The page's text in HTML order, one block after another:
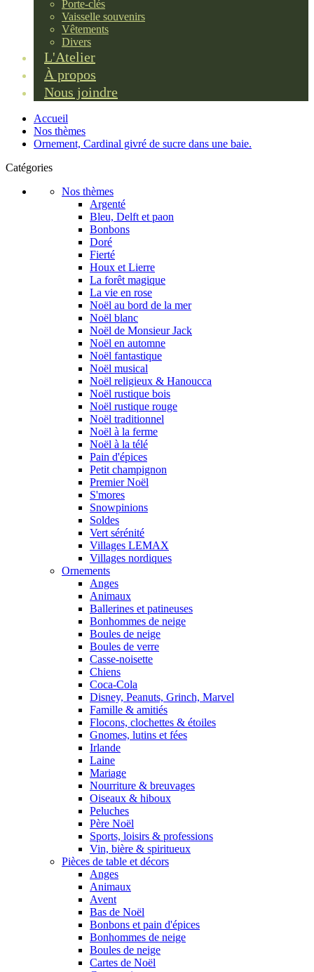
Porte-clés
Vaisselle souvenirs
Vêtements
Divers
L'Atelier
À propos
Nous joindre
Accueil
Nos thèmes
Ornement, Cardinal givré de sucre dans une baie.
Catégories
Nos thèmes
Argenté
Bleu, Delft et paon
Bonbons
Doré
Fierté
Houx et Lierre
La forêt magique
La vie en rose
Noël au bord de la mer
Noël blanc
Noël de Monsieur Jack
Noël en automne
Noël fantastique
Noël musical
Noël religieux & Hanoucca
Noël rustique bois
Noël rustique rouge
Noël traditionnel
Noël à la ferme
Noël à la télé
Pain d'épices
Petit champignon
Premier Noël
S'mores
Snowpinions
Soldes
Vert sérénité
Villages LEMAX
Villages nordiques
Ornements
Anges
Animaux
Ballerines et patineuses
Bonhommes de neige
Boules de neige
Boules de verre
Casse-noisette
Chiens
Coca-Cola
Disney, Peanuts, Grinch, Marvel
Famille & amitiés
Flocons, clochettes & étoiles
Gnomes, lutins et fées
Irlande
Laine
Mariage
Nourriture & breuvages
Oiseaux & hiboux
Peluches
Père Noël
Sports, loisirs & professions
Vin, bière & spiritueux
Pièces de table et décors
Anges
Animaux
Avent
Bas de Noël
Bonbons et pain d'épices
Bonhommes de neige
Boules de neige
Cartes de Noël